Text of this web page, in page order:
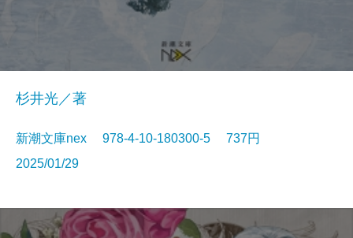
杉井光／著
新潮文庫nex 978-4-10-180300-5 737円
2025/01/29